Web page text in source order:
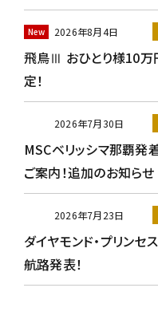
2026年8月4日
飛鳥Ⅲ おひとり様10万
定！
2026年7月30日
MSCベリッシマ那覇発
ご案内！追加のお知らせ
2026年7月23日
ダイヤモンド・プリン
航路発表！